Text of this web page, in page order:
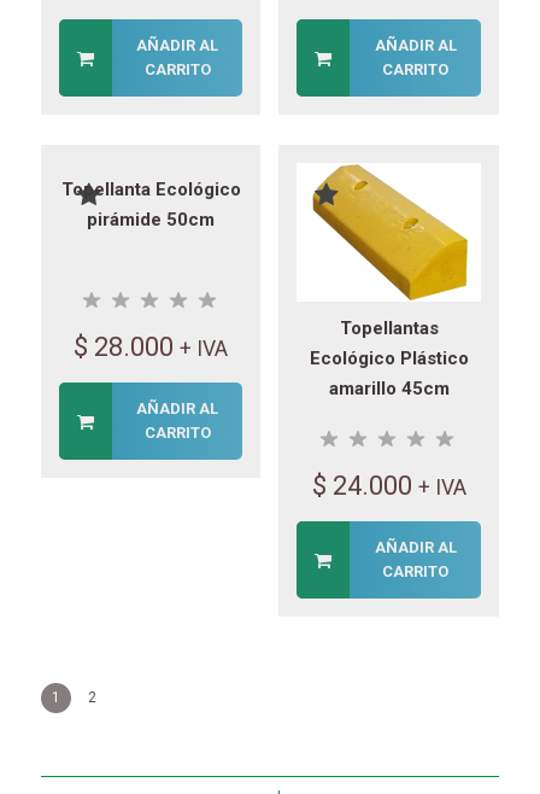
AÑADIR AL
CARRITO
AÑADIR AL
CARRITO
Topellanta Ecológico
pirámide 50cm
$ 28.000 + IVA
AÑADIR AL
CARRITO
Topellantas
Ecológico Plástico
amarillo 45cm
$ 24.000 + IVA
AÑADIR AL
CARRITO
1 2